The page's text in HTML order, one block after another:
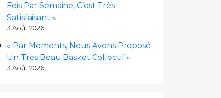
Fois Par Semaine, C’est Très
Satisfaisant »
3 Août 2026
« Par Moments, Nous Avons Proposé
Un Très Beau Basket Collectif »
3 Août 2026